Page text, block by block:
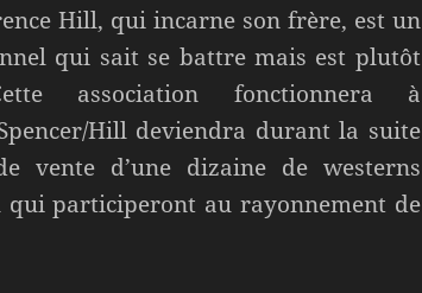
Hill, qui incarne son frère, est un
qui sait se battre mais est plutôt
association fonctionnera à
Hill deviendra durant la suite
vente d’une dizaine de westerns
qui participeront au rayonnement de